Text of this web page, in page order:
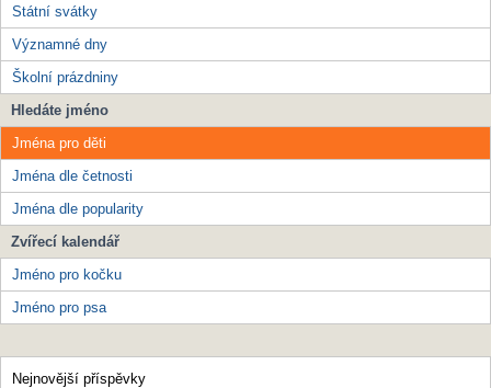
Státní svátky
Významné dny
Školní prázdniny
Hledáte jméno
Jména pro děti
Jména dle četnosti
Jména dle popularity
Zvířecí kalendář
Jméno pro kočku
Jméno pro psa
Nejnovější příspěvky